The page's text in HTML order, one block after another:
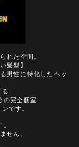
れた空間。
髪型】
男性に特化したヘッ
の完全個室
です。
せん。